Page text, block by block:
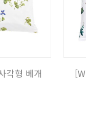
각형 베개